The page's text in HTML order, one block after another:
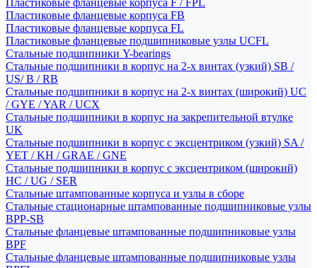
Пластиковые фланцевые корпуса F / FPL
Пластиковые фланцевые корпуса FB
Пластиковые фланцевые корпуса FL
Пластиковые фланцевые подшипниковые узлы UCFL
Стальные подшипники Y-bearings
Стальные подшипники в корпус на 2-х винтах (узкий) SB /
US/ B / RB
Стальные подшипники в корпус на 2-х винтах (широкий) UC
/ GYE / YAR / UCX
Стальные подшипники в корпус на закрепительной втулке
UK
Стальные подшипники в корпус с эксцентриком (узкий) SA /
YET / KH / GRAE / GNE
Стальные подшипники в корпус с эксцентриком (широкий)
HC / UG / SER
Стальные штампованные корпуса и узлы в сборе
Стальные стационарные штампованные подшипниковые узлы
BPP-SB
Стальные фланцевые штампованные подшипниковые узлы
BPF
Стальные фланцевые штампованные подшипниковые узлы